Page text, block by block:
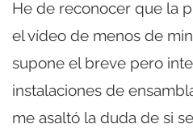
He de reconocer que la
el vídeo de menos de
supone el breve pero
instalaciones de
me asaltó la duda de si